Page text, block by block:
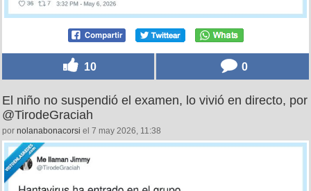
10 0
El niño no suspendió el examen, lo vivió en directo, por
@TirodeGraciah
por nolanabonacorsi el 7 may 2026, 11:38